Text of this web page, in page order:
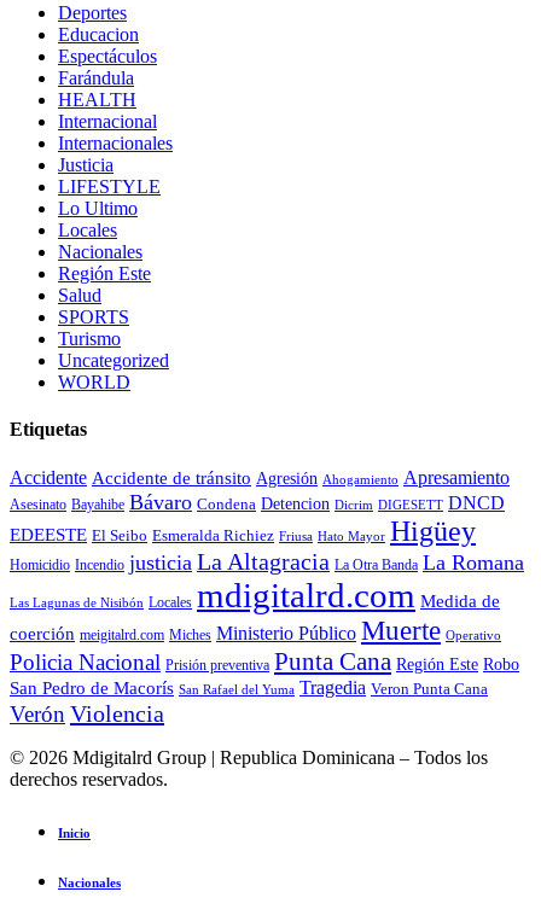
Deportes
Educacion
Espectáculos
Farándula
HEALTH
Internacional
Internacionales
Justicia
LIFESTYLE
Lo Ultimo
Locales
Nacionales
Región Este
Salud
SPORTS
Turismo
Uncategorized
WORLD
Etiquetas
Accidente Accidente de tránsito Agresión Ahogamiento Apresamiento
Asesinato Bayahibe Bávaro Condena Detencion Dicrim DIGESETT DNCD
EDEESTE El Seibo Esmeralda Richiez Friusa Hato Mayor Higüey
Homicidio Incendio justicia La Altagracia La Otra Banda La Romana
Las Lagunas de Nisibón Locales mdigitalrd.com Medida de
coerción meigitalrd.com Miches Ministerio Público Muerte Operativo
Policia Nacional Prisión preventiva Punta Cana Región Este Robo
San Pedro de Macorís San Rafael del Yuma Tragedia Veron Punta Cana
Verón Violencia
© 2026 Mdigitalrd Group | Republica Dominicana – Todos los
derechos reservados.
Inicio
Nacionales